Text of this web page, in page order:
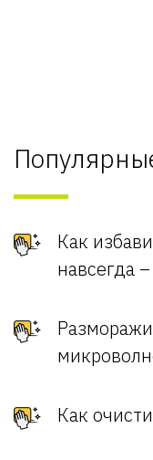
Как
навсегда
Как